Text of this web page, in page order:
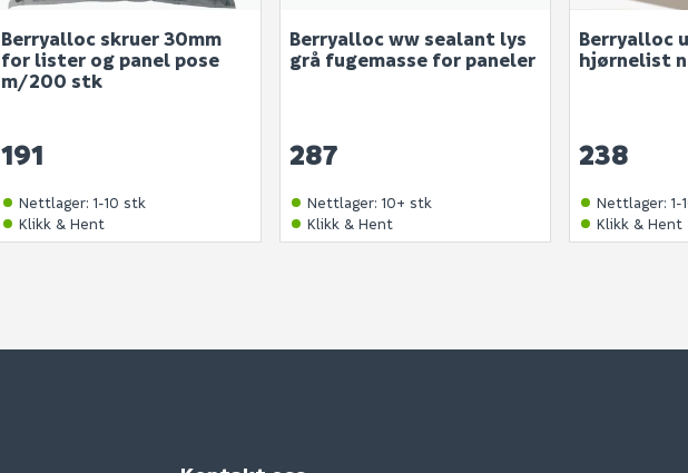
Berryalloc skruer 30mm
for lister og panel pose
m/200 stk
191
Nettlager:1-10 stk
Klikk & Hent
Berryalloc ww sealant lys
grå fugemasse for paneler
287
Nettlager:10+ stk
Klikk & Hent
Berryalloc
hjørnelist
238
Nettlager: 1-
Klikk & Hent